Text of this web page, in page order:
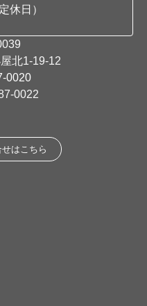
休日）
北1-19-12
0020
0022
せはこちら